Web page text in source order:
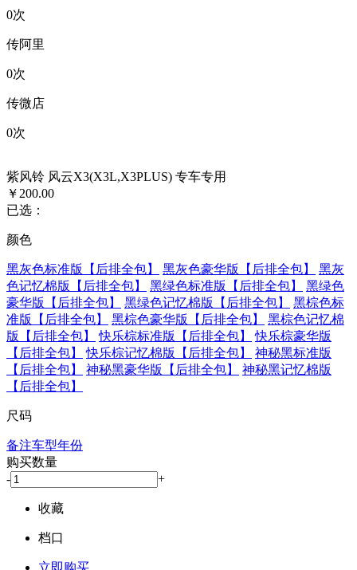
0次
传阿里
0次
传微店
0次
紫风铃 风云X3(X3L,X3PLUS) 专车专用
￥200.00
已选：
颜色
黑灰色标准版【后排全包】 黑灰色豪华版【后排全包】
黑灰
色记忆棉版【后排全包】
黑绿色标准版【后排全包】
黑绿色
豪华版【后排全包】
黑绿色记忆棉版【后排全包】
黑棕色标
准版【后排全包】
黑棕色豪华版【后排全包】
黑棕色记忆棉
版【后排全包】
快乐棕标准版【后排全包】
快乐棕豪华版
【后排全包】
快乐棕记忆棉版【后排全包】
神秘黑标准版
【后排全包】
神秘黑豪华版【后排全包】
神秘黑记忆棉版
【后排全包】
尺码
备注车型年份
购买数量
-
+
收藏
档口